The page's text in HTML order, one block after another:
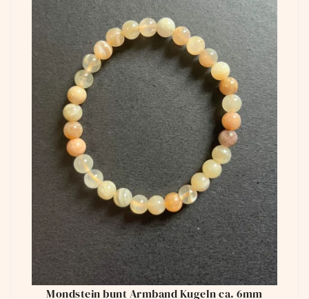
Mondstein bunt Armband Kugeln ca. 6mm